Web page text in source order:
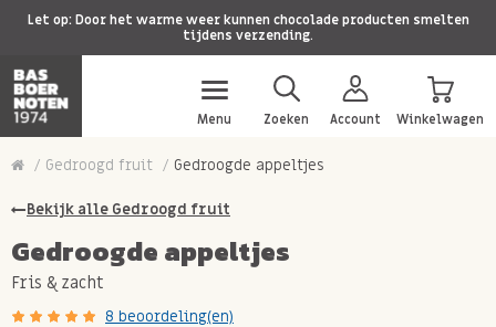
Let op: Door het warme weer kunnen chocolade producten smelten
tijdens verzending.
Menu Zoeken Account Winkelwagen
Gedroogd fruit Gedroogde appeltjes
Bekijk alle Gedroogd fruit
Gedroogde appeltjes
Fris & zacht
8 beoordeling(en)